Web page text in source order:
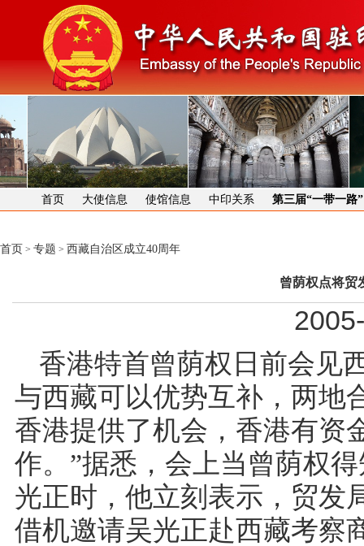
首页 大使信息 使馆信息 中印关系 第三届“一带一路
首页 > 专题 > 西藏自治区成立40周年
曾荫权点将贸
香港特首曾荫权日前会见
与西藏可以优势互补，两地
香港提供了机会，香港有资
作。”据悉，会上当曾荫权
光正时，他立刻表示，贸发
借机邀请吴光正赴西藏考察